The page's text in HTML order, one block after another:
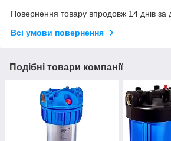
Повернення товару впродовж 14 днів за
Всі умови повернення
Подібні товари компанії